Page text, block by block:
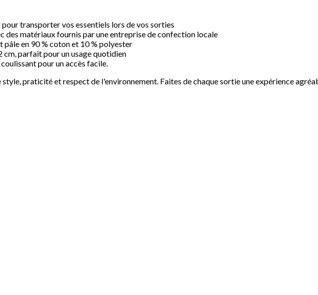
pour transporter vos essentiels lors de vos sorties
des matériaux fournis par une entreprise de confection locale
pâle en 90 % coton et 10 % polyester
cm, parfait pour un usage quotidien
pour un accès facile.
style, praticité et respect de l'environnement. Faites de chaque sortie une expérience